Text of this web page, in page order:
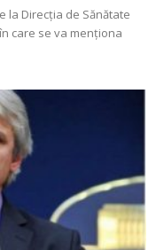
la Direcția de Sănătate
care se va menționa